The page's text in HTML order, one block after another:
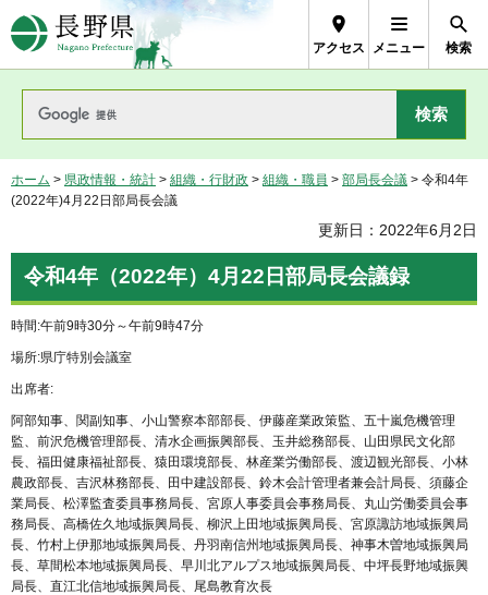
長野県Nagano Prefecture
アクセス メニュー 検索
ホーム > 県政情報・統計 > 組織・行財政 > 組織・職員 > 部局長会議 > 令和4年
(2022年)4月22日部局長会議
更新日：2022年6月2日
令和4年（2022年）4月22日部局長会議録
時間:午前9時30分～午前9時47分
場所:県庁特別会議室
出席者:
阿部知事、関副知事、小山警察本部部長、伊藤産業政策監、五十嵐危機管理
監、前沢危機管理部長、清水企画振興部長、玉井総務部長、山田県民文化部
長、福田健康福祉部長、猿田環境部長、林産業労働部長、渡辺観光部長、小林
農政部長、吉沢林務部長、田中建設部長、鈴木会計管理者兼会計局長、須藤企
業局長、松澤監査委員事務局長、宮原人事委員会事務局長、丸山労働委員会事
務局長、高橋佐久地域振興局長、柳沢上田地域振興局長、宮原諏訪地域振興局
長、竹村上伊那地域振興局長、丹羽南信州地域振興局長、神事木曽地域振興局
長、草間松本地域振興局長、早川北アルプス地域振興局長、中坪長野地域振興
局長、直江北信地域振興局長、尾島教育次長